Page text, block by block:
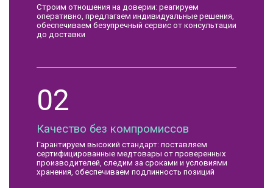
Строим отношения на доверии: реагируем
оперативно, предлагаем индивидуальные решения,
обеспечиваем безупречный сервис от консультации
до доставки
02
Качество без компромиссов
Гарантируем высокий стандарт: поставляем
сертифицированные медтовары от проверенных
производителей, следим за сроками и условиями
хранения, обеспечиваем подлинность позиций